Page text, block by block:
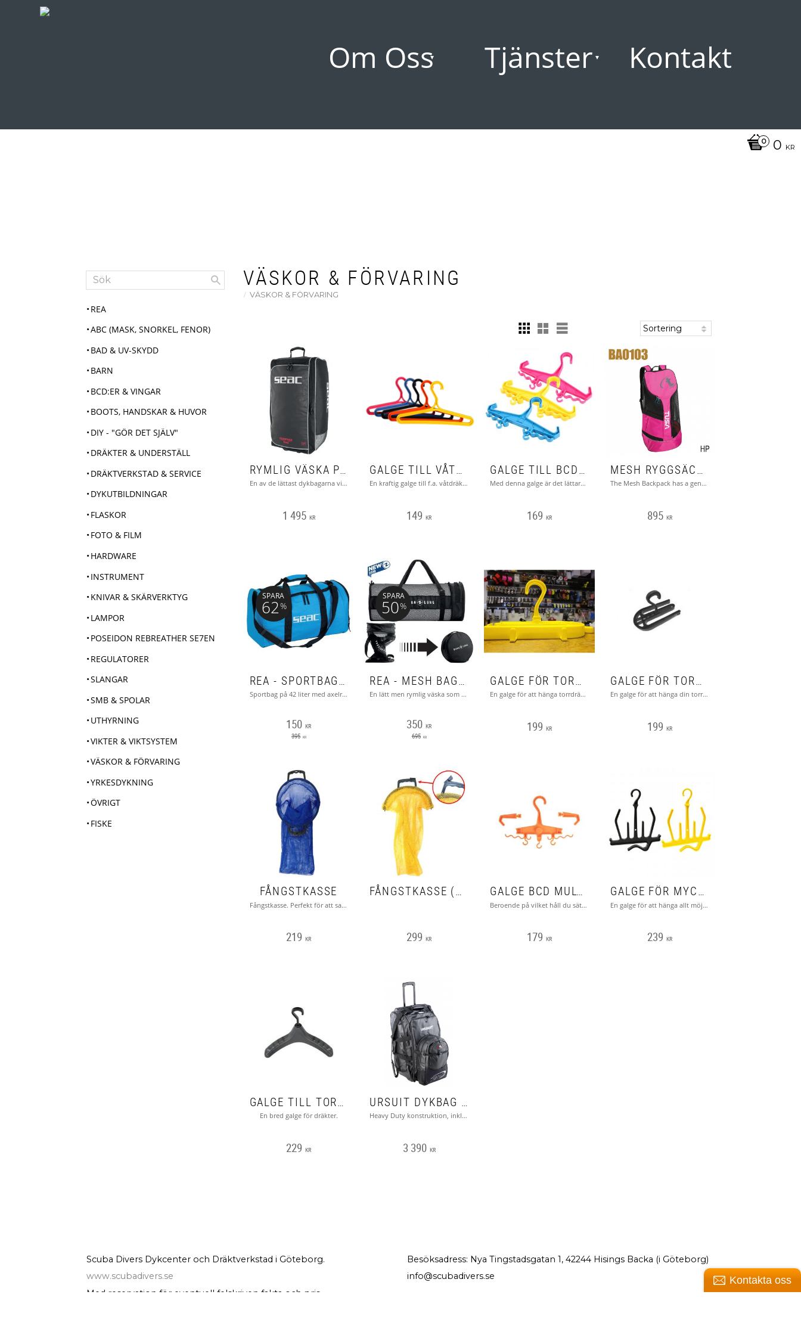
Om Oss Tjänster Kontakt
0 KR
VÄSKOR & FÖRVARING
VÄSKOR & FÖRVARING
RYMLIG VÄSKA PÅ HJUL OCH MED "RYGGSÄCKSREMMAR"
En av de lättast dykbagarna vi har hittat som har hjul. Endast 2,75 kg men rymmer hela 130 liter.
1 495 KR
GALGE TILL VÅTDRÄKT
En kraftig galge till f.a. våtdräkter
149 KR
GALGE TILL BCD (VÄST)
Med denna galge är det lättare att hänga upp BCD:n (västen)
169 KR
MESH RYGGSÄCKSVÄSKA - TUSA
The Mesh Backpack has a generous main compartment built with heavy duty rubberized mesh.
895 KR
REA - SPORTBAG 42 LITER MED BÄRHANDTAG OCH AXELREM
Sportbag på 42 liter med axelrem och mjuka handtag
150 KR
395 KR
SPARA
62%
REA - MESH BAG (AQUALUNG EXPLORER II)
En lätt men rymlig väska som är väldigt lätt att göra mycket liten när den inte används (ca 5 cm tjock och 33
350 KR
695 KR
SPARA
50%
GALGE FÖR TORRDRÄKT (UPP OCH NER)
En galge för att hänga torrdräkten i bootsen men även möjlighet att hänga regulatorn.
199 KR
GALGE FÖR TORRDRÄKT (UPP O NER)
En galge för att hänga din torrdräkt upp och ner (i bootsen)
199 KR
FÅNGSTKASSE
Fångstkasse. Perfekt för att samla skräp
219 KR
FÅNGSTKASSE (EXTRA KRAFTIG)
299 KR
GALGE BCD MULTI (VÄNDBARA ÄNDAR)
Beroende på vilket håll du sätter ändarna kan du antingen göra en BCD-galge eller våtdräktsgalge av den. Även regulatorn kan hängas smidigt på galgen
179 KR
GALGE FÖR MYCKET OLIKA PRYLAR.
En galge för att hänga allt möjligt på. Du kan tex hänga BCD:n, regulatorn, boots, handskar, fenor och masken på ett och samma ställe.
239 KR
GALGE TILL TORRDRÄKT - BRED
En bred galge för dräkter.
229 KR
URSUIT DYKBAG MED HJUL
Heavy Duty konstruktion, inklusive backpack väska och regulator väska
3 390 KR
REA
ABC (MASK, SNORKEL, FENOR)
BAD & UV-SKYDD
BARN
BCD:ER & VINGAR
BOOTS, HANDSKAR & HUVOR
DIY - "GÖR DET SJÄLV"
DRÄKTER & UNDERSTÄLL
DRÄKTVERKSTAD & SERVICE
DYKUTBILDNINGAR
FLASKOR
FOTO & FILM
HARDWARE
INSTRUMENT
KNIVAR & SKÄRVERKTYG
LAMPOR
POSEIDON REBREATHER SE7EN
REGULATORER
SLANGAR
SMB & SPOLAR
UTHYRNING
VIKTER & VIKTSYSTEM
VÄSKOR & FÖRVARING
YRKESDYKNING
ÖVRIGT
FISKE
Scuba Divers Dykcenter och Dräktverkstad i Göteborg.
www.scubadivers.se
Med reservation för eventuell felskriven fakta och pris.
Besöksadress: Nya Tingstadsgatan 1, 42244 Hisings Backa (i Göteborg)
info@scubadivers.se
Kontakta oss